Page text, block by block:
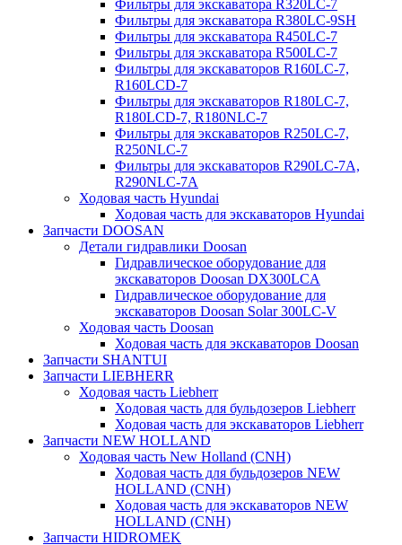
Фильтры для экскаватора R320LC-7
Фильтры для экскаватора R380LC-9SH
Фильтры для экскаватора R450LC-7
Фильтры для экскаватора R500LC-7
Фильтры для экскаваторов R160LC-7,
R160LCD-7
Фильтры для экскаваторов R180LC-7,
R180LCD-7, R180NLC-7
Фильтры для экскаваторов R250LC-7,
R250NLC-7
Фильтры для экскаваторов R290LC-7A,
R290NLC-7A
Ходовая часть Hyundai
Ходовая часть для экскаваторов Hyundai
Запчасти DOOSAN
Детали гидравлики Doosan
Гидравлическое оборудование для
экскаваторов Doosan DX300LCA
Гидравлическое оборудование для
экскаваторов Doosan Solar 300LC-V
Ходовая часть Doosan
Ходовая часть для экскаваторов Doosan
Запчасти SHANTUI
Запчасти LIEBHERR
Ходовая часть Liebherr
Ходовая часть для бульдозеров Liebherr
Ходовая часть для экскаваторов Liebherr
Запчасти NEW HOLLAND
Ходовая часть New Holland (CNH)
Ходовая часть для бульдозеров NEW
HOLLAND (CNH)
Ходовая часть для экскаваторов NEW
HOLLAND (CNH)
Запчасти HIDROMEK